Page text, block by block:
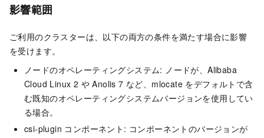
影響範囲
ご利用のクラスターは、以下の両方の条件を満たす場合に影響
を受けます。
ノードのオペレーティングシステム: ノードが、Alibaba
Cloud Linux 2 や Anolis 7 など、mlocate をデフォルトで含
む既知のオペレーティングシステムバージョンを使用してい
る場合。
csi-plugin コンポーネント: コンポーネントのバージョンが